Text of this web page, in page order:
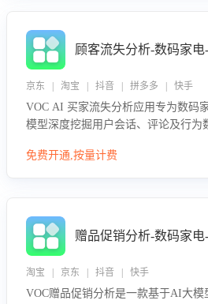
顾客流失分析-数码家
京东 | 淘宝 | 抖音 | 拼多多 | 快手
VOC AI 买家流失分析应用专为数码
模型深度挖掘用户会话、评论及行为
迟、竞品价格冲击等。系统自动输出
免费开通,按量计费
赠品促销分析-数码家
淘宝 | 京东 | 抖音 | 快手
VOC赠品促销分析是一款基于AI大